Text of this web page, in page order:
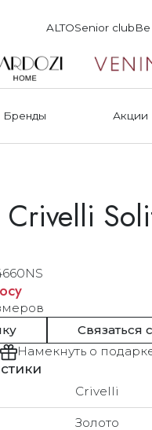
ALTOSenior club
Бренды Акции
Crivelli
Намекнуть о
Crivelli
Золото